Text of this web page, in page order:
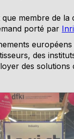
membre de la
porté par
des
des